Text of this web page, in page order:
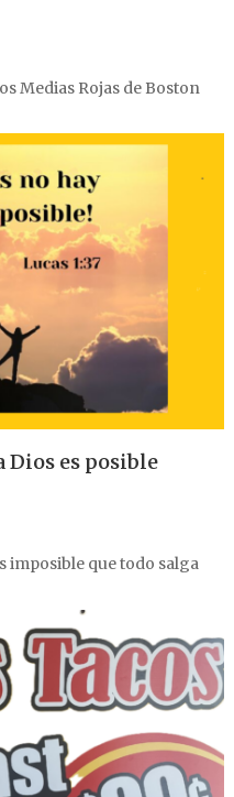
Medias Rojas de Boston
Dios es posible
imposible que todo salga